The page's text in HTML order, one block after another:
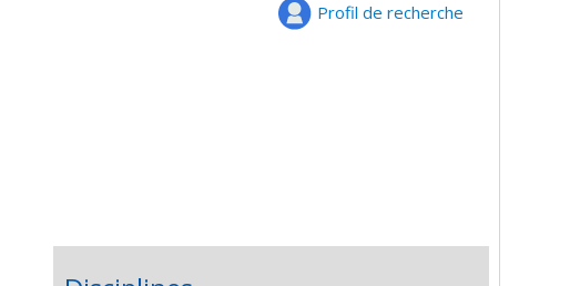
Profil de recherche